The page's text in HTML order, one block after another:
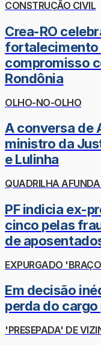
CONSTRUÇÃO CIVIL
Crea-RO
fortalecimento
compromisso
Rondônia
OLHO-NO-OLHO
A conversa de
ministro da
e Lulinha
QUADRILHA
PF indicia ex-
cinco pelas
de
EXPURGADO
Em decisão
perda do
'PRESEPADA' DE